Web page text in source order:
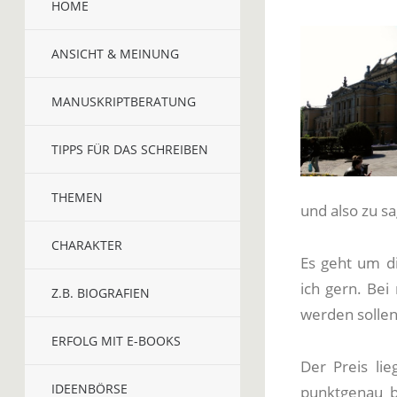
HOME
ANSICHT & MEINUNG
MANUSKRIPTBERATUNG
TIPPS FÜR DAS SCHREIBEN
THEMEN
CHARAKTER
Z.B. BIOGRAFIEN
ERFOLG MIT E-BOOKS
IDEENBÖRSE
und also zu
Es geht um
ich gern.
werden
Der Preis
punktgenau